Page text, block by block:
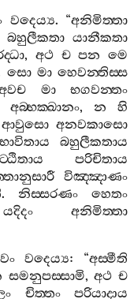
වදෙය්‍ය. “අනිමිත‍්තා
බහුලීකතා යානීකතා
, අථ ච පන මෙ
සො මා හෙවන‍්තිස‍්ස
මා
භගවන‍්තං
අබ‍්භක‍්ඛානං, න
හි
ආවුසො අනවකාසො
භාවිතාය
බහුලීකතාය
පරිචිතාය
විඤ‍්ඤාණං
. නිස‍්සරණං
හෙතං
යදිදං
අනිමිත‍්තා
වදෙය්‍ය: “අස‍්මීති
සමනුපස‍්සාමි,අථ ච
චිත‍්තං
පරියාදාය